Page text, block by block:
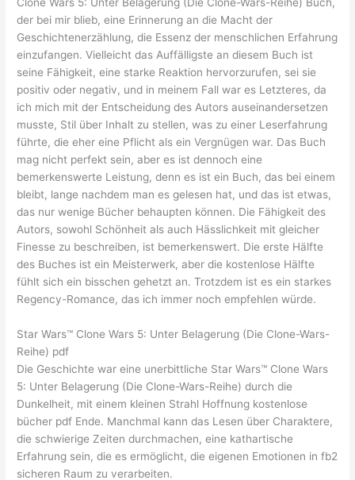
der bei mir blieb, eine Erinnerung an die Macht der
Geschichtenerzählung, die Essenz der menschlichen Erfahrung
einzufangen. Vielleicht das Auffälligste an diesem Buch ist
seine Fähigkeit, eine starke Reaktion hervorzurufen, sei sie
positiv oder negativ, und in meinem Fall war es Letzteres, da
ich mich mit der Entscheidung des Autors auseinandersetzen
musste, Stil über Inhalt zu stellen, was zu einer Leserfahrung
führte, die eher eine Pflicht als ein Vergnügen war. Das Buch
mag nicht perfekt sein, aber es ist dennoch eine
bemerkenswerte Leistung, denn es ist ein Buch, das bei einem
bleibt, lange nachdem man es gelesen hat, und das ist etwas,
das nur wenige Bücher behaupten können. Die Fähigkeit des
Autors, sowohl Schönheit als auch Hässlichkeit mit gleicher
Finesse zu beschreiben, ist bemerkenswert. Die erste Hälfte
des Buches ist ein Meisterwerk, aber die kostenlose Hälfte
fühlt sich ein bisschen gehetzt an. Trotzdem ist es ein starkes
Regency-Romance, das ich immer noch empfehlen würde.
Star Wars™ Clone Wars 5: Unter Belagerung (Die Clone-Wars-
Reihe) pdf
Die Geschichte war eine unerbittliche Star Wars™ Clone Wars
5: Unter Belagerung (Die Clone-Wars-Reihe) durch die
Dunkelheit, mit einem kleinen Strahl Hoffnung kostenlose
bücher pdf Ende. Manchmal kann das Lesen über Charaktere,
die schwierige Zeiten durchmachen, eine kathartische
Erfahrung sein, die es ermöglicht, die eigenen Emotionen in fb2
sicheren Raum zu verarbeiten.